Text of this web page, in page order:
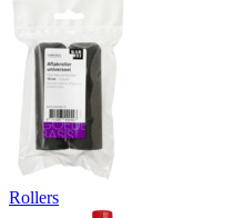
Rollers